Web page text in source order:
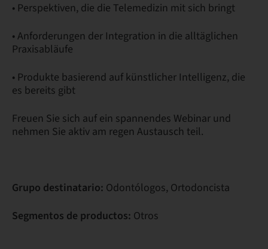
• Perspektiven, die die Telemedizin mit sich bringt
• Anforderungen der Integration in die alltäglichen
Praxisabläufe
• Produkte basierend auf künstlicher Intelligenz, die
es bereits gibt
Freuen Sie sich auf ein spannendes Webinar und
nehmen Sie aktiv am regen Austausch teil.
Grupo destinatario: Odontólogos, Ortodoncista
Segmentos de productos: Otros